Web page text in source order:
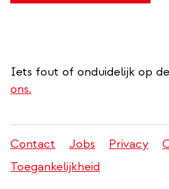
Iets fout of onduidelijk op
ons.
Juridisch
menu
Contact Jobs Privacy
Toegankelijkheid